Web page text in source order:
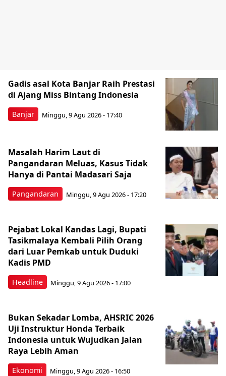
Banjar
Gadis asal Kota Banjar Raih Prestasi
di Ajang Miss Bintang Indonesia
Minggu, 9 Agu 2026 - 17:40
Pangandaran
Masalah Harim Laut di
Pangandaran Meluas, Kasus Tidak
Hanya di Pantai Madasari Saja
Minggu, 9 Agu 2026 - 17:20
Headline
Pejabat Lokal Kandas Lagi, Bupati
Tasikmalaya Kembali Pilih Orang
dari Luar Pemkab untuk Duduki
Kadis PMD
Minggu, 9 Agu 2026 - 17:00
Ekonomi
Bukan Sekadar Lomba, AHSRIC 2026
Uji Instruktur Honda Terbaik
Indonesia untuk Wujudkan Jalan
Raya Lebih Aman
Minggu, 9 Agu 2026 - 16:50